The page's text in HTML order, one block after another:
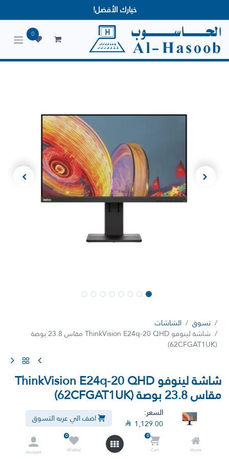
السعر:
 1,129.00 اضف الي عربه التسوق
Home
0
Cart
0
Wishlist
Account
خيارك الأفضل!
0
تسوق
الشاشات
شاشة لينوفو ThinkVision E24q-20 QHD مقاس 23.8 بوصة
(62CFGAT1UK)
شاشة لينوفو ThinkVision E24q-20 QHD
مقاس 23.8 بوصة (62CFGAT1UK)
(تقييم 0)
بوصة ودقة QHD البالغة 2560x1440. تضمن تقنية الضوء الأزرق المنخفض
الطبيعي وحامله القابل للتعديل المزود بأدوات تحكم في الرفع والإمالة